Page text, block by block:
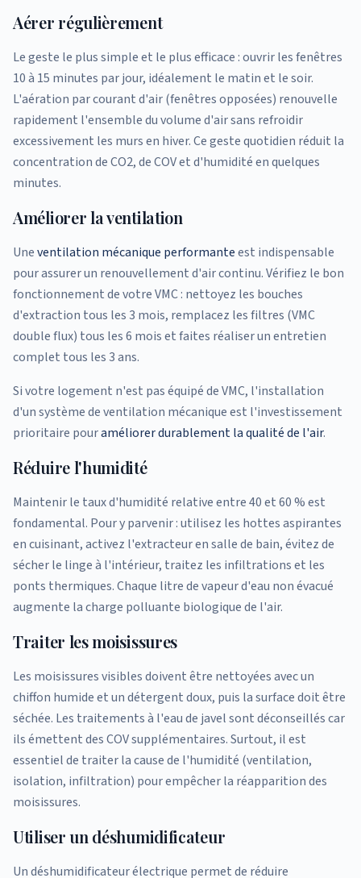
Aérer régulièrement
Le geste le plus simple et le plus efficace : ouvrir les fenêtres
10 à 15 minutes par jour, idéalement le matin et le soir.
L'aération par courant d'air (fenêtres opposées) renouvelle
rapidement l'ensemble du volume d'air sans refroidir
excessivement les murs en hiver. Ce geste quotidien réduit la
concentration de CO2, de COV et d'humidité en quelques
minutes.
Améliorer la ventilation
Uneventilation mécanique performanteest indispensable
pour assurer un renouvellement d'air continu. Vérifiez le bon
fonctionnement de votre VMC : nettoyez les bouches
d'extraction tous les 3 mois, remplacez les filtres (VMC
double flux) tous les 6 mois et faites réaliser un entretien
complet tous les 3 ans.
Si votre logement n'est pas équipé de VMC, l'installation
d'un système de ventilation mécanique est l'investissement
prioritaire pouraméliorer durablement la qualité de l'air.
Réduire l'humidité
Maintenir le taux d'humidité relative entre 40 et 60 % est
fondamental. Pour y parvenir : utilisez les hottes aspirantes
en cuisinant, activez l'extracteur en salle de bain, évitez de
sécher le linge à l'intérieur, traitez les infiltrations et les
ponts thermiques. Chaque litre de vapeur d'eau non évacué
augmente la charge polluante biologique de l'air.
Traiter les moisissures
Les moisissures visibles doivent être nettoyées avec un
chiffon humide et un détergent doux, puis la surface doit être
séchée. Les traitements à l'eau de javel sont déconseillés car
ils émettent des COV supplémentaires. Surtout, il est
essentiel de traiter la cause de l'humidité (ventilation,
isolation, infiltration) pour empêcher la réapparition des
moisissures.
Utiliser un déshumidificateur
Un déshumidificateur électrique permet de réduire